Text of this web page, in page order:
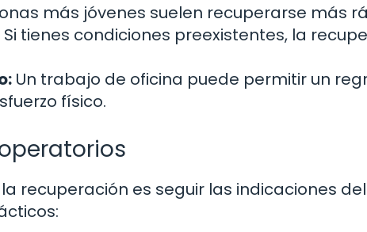
más jóvenes suelen recuperarse más
Si tienes condiciones preexistentes, la
Un trabajo de oficina puede permitir un
físico.
recuperación es seguir las indicaciones